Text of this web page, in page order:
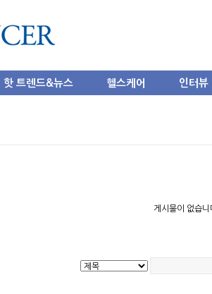
핫 트렌드&뉴스 헬스케어 인터뷰
게시물이 없습니